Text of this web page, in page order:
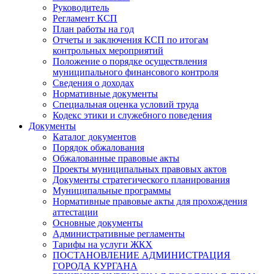
Руководитель
Регламент КСП
План работы на год
Отчеты и заключения КСП по итогам
контрольных мероприятий
Положение о порядке осуществления
муниципального финансового контроля
Сведения о доходах
Нормативные документы
Специальная оценка условий труда
Кодекс этики и служебного поведения
Документы
Каталог документов
Порядок обжалования
Обжалованные правовые акты
Проекты муниципальных правовых актов
Документы стратегического планирования
Муниципальные программы
Нормативные правовые акты для прохождения
аттестации
Основные документы
Административные регламенты
Тарифы на услуги ЖКХ
ПОСТАНОВЛЕНИЕ АДМИНИСТРАЦИЯ
ГОРОДА КУРГАНА